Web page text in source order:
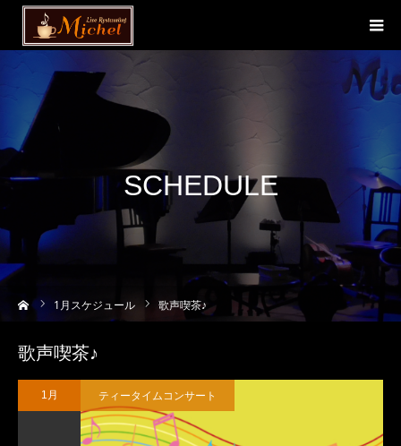
SCHEDULE
1 月スケジュール 歌声喫茶♪
歌声喫茶♪
1月 ティータイムコンサート